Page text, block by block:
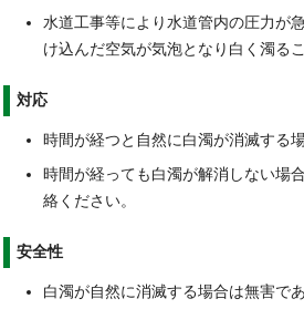
水道工事等により水道管内の圧力が
け込んだ空気が気泡となり白く濁る
対応
時間が経つと自然に白濁が消滅する
時間が経っても白濁が解消しない場
絡ください。
安全性
白濁が自然に消滅する場合は無害で